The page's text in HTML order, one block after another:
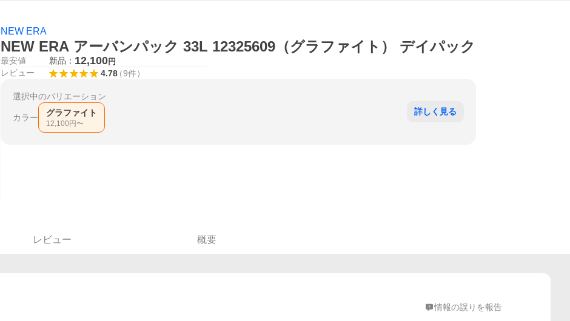
NEW ERA
NEW ERA アーバンパック 33L 12325609（グラファイト） デイパック
最安値 新品： 12,100円
レビュー 4.78（9件）
選択中のバリエーション
カラー グラファイト
12,100 円〜
詳しく見る
レビュー 概要
情報の誤りを報告